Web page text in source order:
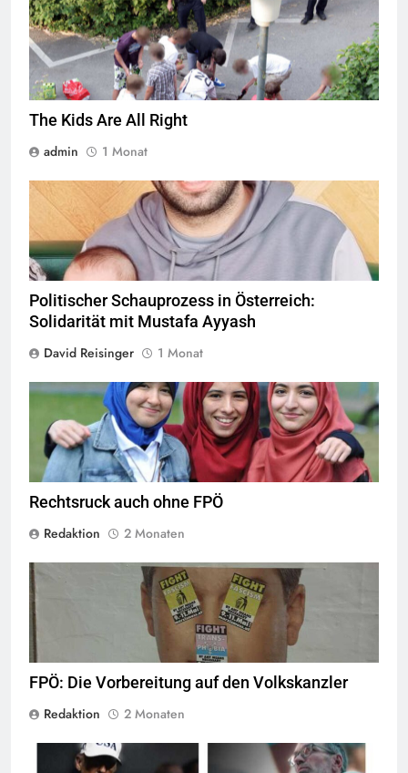
Jugendliche verlieren im öffentlichen Raum zunehmend ihre
Freiheiten,Quelle © Armin KübelbeckCC-BY-SA-3.0
The Kids Are All Right
admin
1 Monat
© Twitter Mustafa ayyash
Politischer Schauprozess in Österreich:
Solidarität mit Mustafa Ayyash
David Reisinger
1 Monat
Das Kopftuchverbot hat nur den Zweck Muslime zu stigmatisieren,
Quelle©CC-BY-2.0
Rechtsruck auch ohne FPÖ
Redaktion
2 Monaten
© linkswende.org, CC-BY-SA-1.0
FPÖ: Die Vorbereitung auf den Volkskanzler
Redaktion
2 Monaten
screenshot © Kontrast